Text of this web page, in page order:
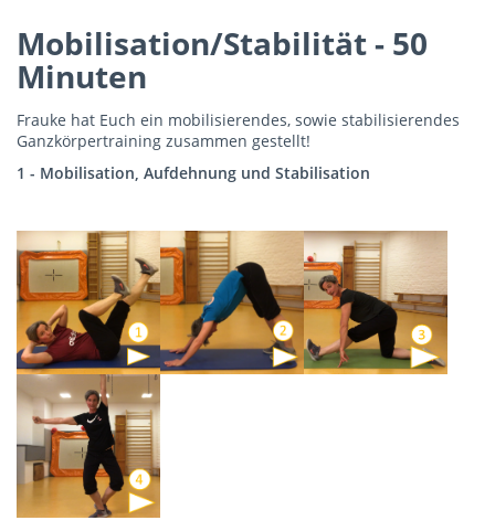
Mobilisation/Stabilität - 50
Minuten
Frauke hat Euch ein mobilisierendes, sowie stabilisierendes
Ganzkörpertraining zusammen gestellt!
1 - Mobilisation, Aufdehnung und Stabilisation